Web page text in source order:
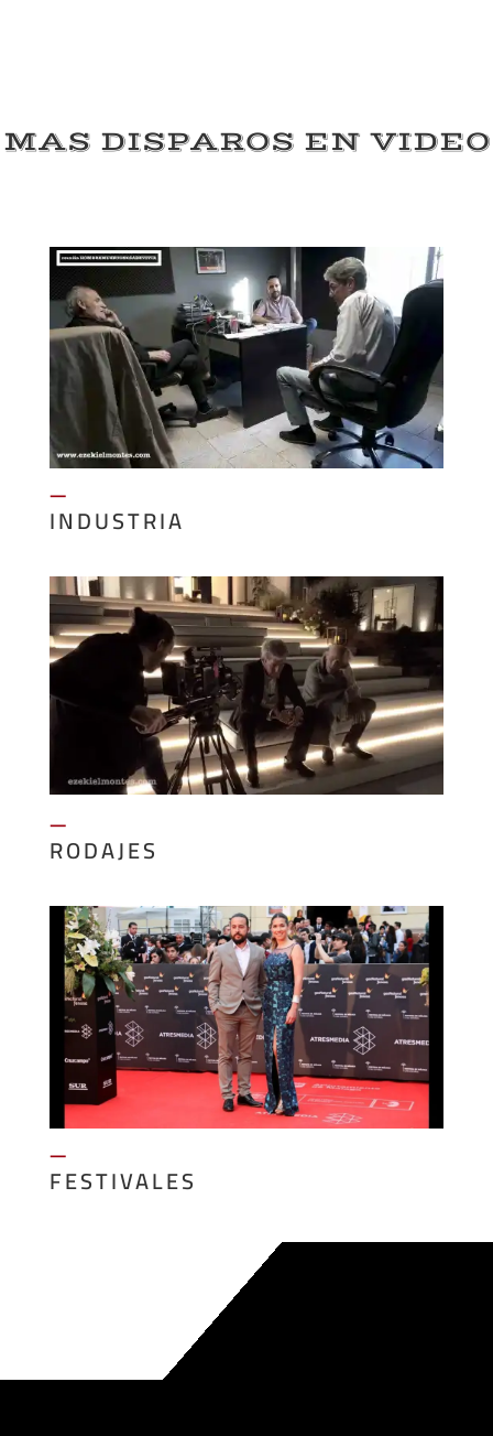
MAS DISPAROS EN VIDEO
—
INDUSTRIA
—
RODAJES
—
FESTIVALES